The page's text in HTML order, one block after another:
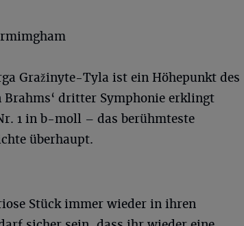
Gražinyte-Tyla ist ein Höhepunkt des
dritter Symphonie erklingt
1 in b-moll – das berühmteste
überhaupt.
Stück immer wieder in ihren